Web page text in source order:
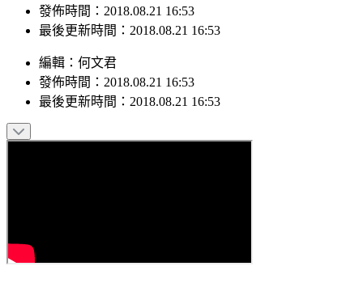
發佈時間：2018.08.21 16:53
最後更新時間：2018.08.21 16:53
編輯 ： 何文君
發佈時間： 2018.08.21 16:53
最後更新時間： 2018.08.21 16:53